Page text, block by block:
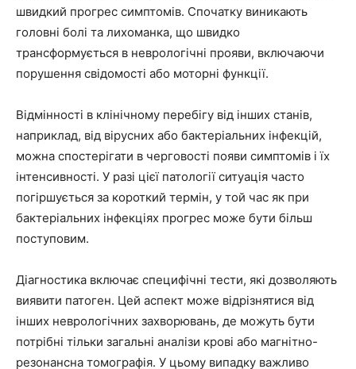
швидкий прогрес симптомів. Спочатку виникають
головні болі та лихоманка, що швидко
трансформується в неврологічні прояви, включаючи
порушення свідомості або моторні функції.
Відмінності в клінічному перебігу від інших станів,
наприклад, від вірусних або бактеріальних інфекцій,
можна спостерігати в черговості появи симптомів і їх
інтенсивності. У разі цієї патології ситуація часто
погіршується за короткий термін, у той час як при
бактеріальних інфекціях прогрес може бути більш
поступовим.
Діагностика включає специфічні тести, які дозволяють
виявити патоген. Цей аспект може відрізнятися від
інших неврологічних захворювань, де можуть бути
потрібні тільки загальні аналізи крові або магнітно-
резонансна томографія. У цьому випадку важливо